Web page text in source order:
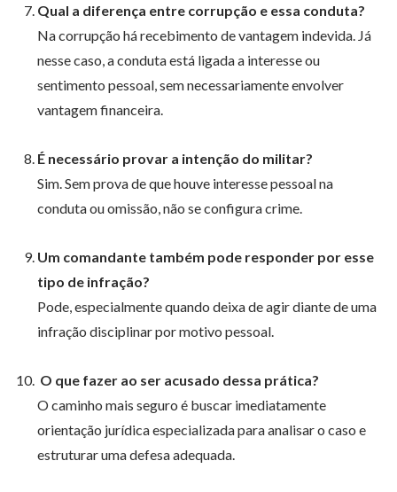
Qual a diferença entre corrupção e essa conduta?
Na corrupção há recebimento de vantagem indevida. Já
nesse caso, a conduta está ligada a interesse ou
sentimento pessoal, sem necessariamente envolver
vantagem financeira.
É necessário provar a intenção do militar?
Sim. Sem prova de que houve interesse pessoal na
conduta ou omissão, não se configura crime.
Um comandante também pode responder por esse
tipo de infração?
Pode, especialmente quando deixa de agir diante de uma
infração disciplinar por motivo pessoal.
O que fazer ao ser acusado dessa prática?
O caminho mais seguro é buscar imediatamente
orientação jurídica especializada para analisar o caso e
estruturar uma defesa adequada.